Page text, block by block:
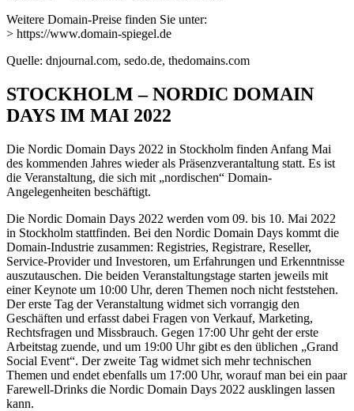
Weitere Domain-Preise finden Sie unter:
> https://www.domain-spiegel.de
Quelle: dnjournal.com, sedo.de, thedomains.com
STOCKHOLM – NORDIC DOMAIN
DAYS IM MAI 2022
Die Nordic Domain Days 2022 in Stockholm finden Anfang Mai
des kommenden Jahres wieder als Präsenzverantaltung statt. Es ist
die Veranstaltung, die sich mit „nordischen“ Domain-
Angelegenheiten beschäftigt.
Die Nordic Domain Days 2022 werden vom 09. bis 10. Mai 2022
in Stockholm stattfinden. Bei den Nordic Domain Days kommt die
Domain-Industrie zusammen: Registries, Registrare, Reseller,
Service-Provider und Investoren, um Erfahrungen und Erkenntnisse
auszutauschen. Die beiden Veranstaltungstage starten jeweils mit
einer Keynote um 10:00 Uhr, deren Themen noch nicht feststehen.
Der erste Tag der Veranstaltung widmet sich vorrangig den
Geschäften und erfasst dabei Fragen von Verkauf, Marketing,
Rechtsfragen und Missbrauch. Gegen 17:00 Uhr geht der erste
Arbeitstag zuende, und um 19:00 Uhr gibt es den üblichen „Grand
Social Event“. Der zweite Tag widmet sich mehr technischen
Themen und endet ebenfalls um 17:00 Uhr, worauf man bei ein paar
Farewell-Drinks die Nordic Domain Days 2022 ausklingen lassen
kann.